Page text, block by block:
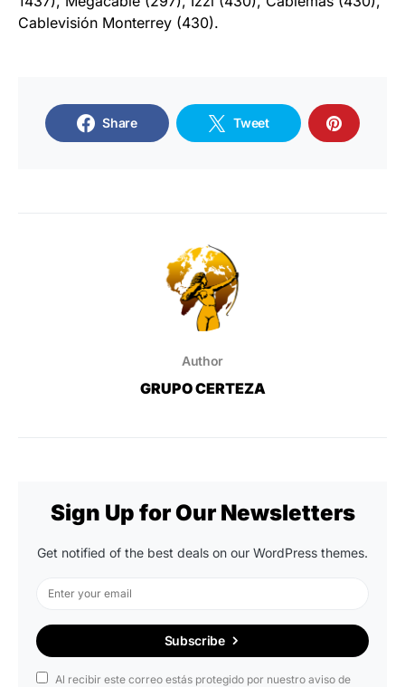
Cablevisión Monterrey (430).
Share Tweet
Author
GRUPO CERTEZA
Sign Up for Our Newsletters
Get notified of the best deals on our WordPress themes.
Subscribe
Al recibir este correo estás protegido por nuestro aviso de